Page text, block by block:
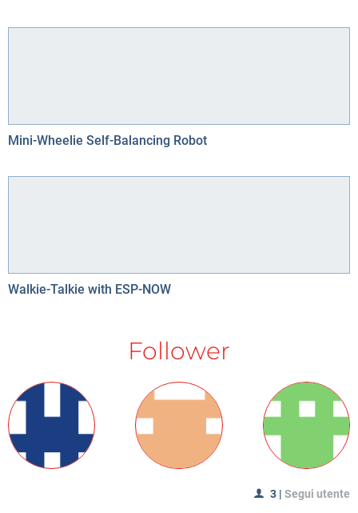
Mini-Wheelie Self-Balancing Robot
Walkie-Talkie with ESP-NOW
Follower
3 | Segui utente